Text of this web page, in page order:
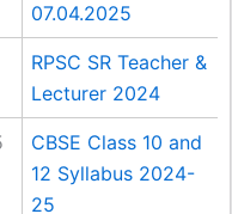
07.04.2025
RPSC SR Teacher &
Lecturer 2024
CBSE Class 10 and
12 Syllabus 2024-
25